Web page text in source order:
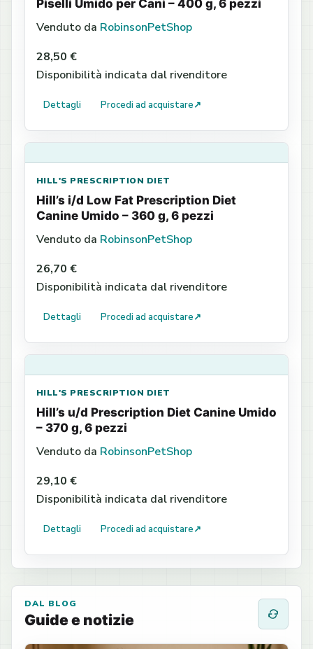
Piselli Umido per Cani – 400 g, 6 pezzi
Venduto da RobinsonPetShop
28,50 €
Disponibilità indicata dal rivenditore
Dettagli Procedi ad acquistare↗
HILL'S PRESCRIPTION DIET
Hill’s i/d Low Fat Prescription Diet
Canine Umido – 360 g, 6 pezzi
Venduto da RobinsonPetShop
26,70 €
Disponibilità indicata dal rivenditore
Dettagli Procedi ad acquistare↗
HILL'S PRESCRIPTION DIET
Hill’s u/d Prescription Diet Canine Umido
– 370 g, 6 pezzi
Venduto da RobinsonPetShop
29,10 €
Disponibilità indicata dal rivenditore
Dettagli Procedi ad acquistare↗
DAL BLOG
Guide e notizie